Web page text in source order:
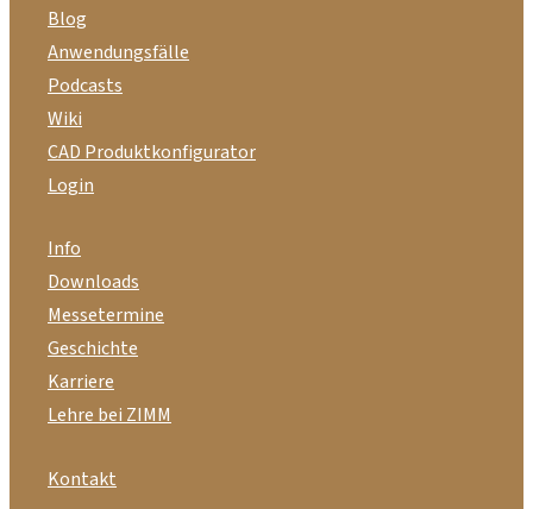
Blog
Anwendungsfälle
Podcasts
Wiki
CAD Produktkonfigurator
Login
Info
Downloads
Messetermine
Geschichte
Karriere
Lehre bei ZIMM
Kontakt